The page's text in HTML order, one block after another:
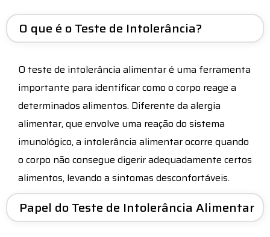
O que é o Teste de Intolerância?
O teste de intolerância alimentar é uma ferramenta
importante para identificar como o corpo reage a
determinados alimentos. Diferente da alergia
alimentar, que envolve uma reação do sistema
imunológico, a intolerância alimentar ocorre quando
o corpo não consegue digerir adequadamente certos
alimentos, levando a sintomas desconfortáveis.
Papel do Teste de Intolerância Alimentar